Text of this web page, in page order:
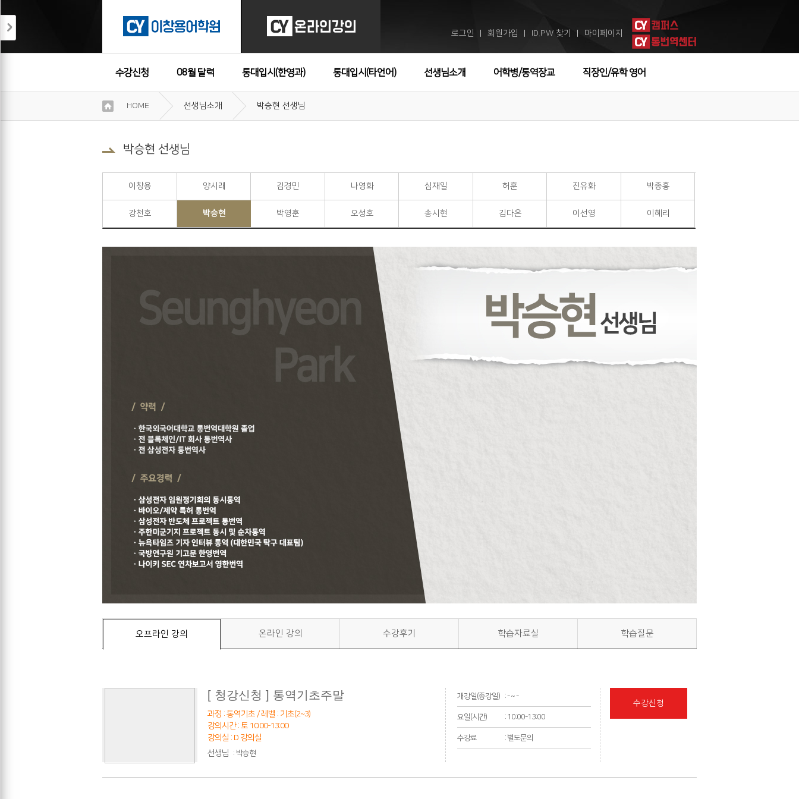
로그인 회원가입 ID.PW 찾기 마이페이지
수강신청 08월 달력 통대입시(한영과) 통대입시(타언어) 선생님소개 어학병/통역장교 직장인/유학 영어
수강후기
약
HOME 선생님소개 박승현 선생님
박승현 선생님
이창용 양시래 김경민 나영화 심재일 허훈 진유화 박종홍
강천호 박승현 박영훈 오성호 송시현 김다은 이선영 이혜리
오프라인 강의 온라인 강의 수강후기 학습자료실 학습질문
[ 청강신청 ] 통역기초주말
과정 : 통역기초 / 레벨 : 기초(2~3)
강의시간 : 토 10:00-13:00
강의실 : D 강의실
선생님 : 박승현
개강일(종강일) : - ~ -
요일(시간) : 10:00-13:00
수강료 : 별도문의
수강신청